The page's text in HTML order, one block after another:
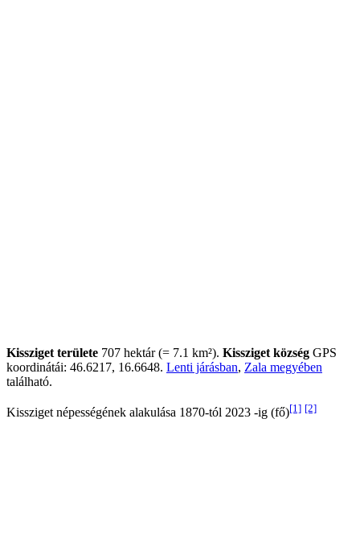
Kissziget területe 707 hektár (= 7.1 km²). Kissziget község GPS
koordinátái: 46.6217, 16.6648. Lenti járásban, Zala megyében
található.
Kissziget népességének alakulása 1870-tól 2023 -ig (fő)[1] [2]